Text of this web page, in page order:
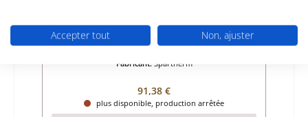
Référence du produit:01017808
Fabricant: Spartherm
Prix régulier :
91,38 €
plus disponible, production arrêtée
Accepter tout Non, ajuster